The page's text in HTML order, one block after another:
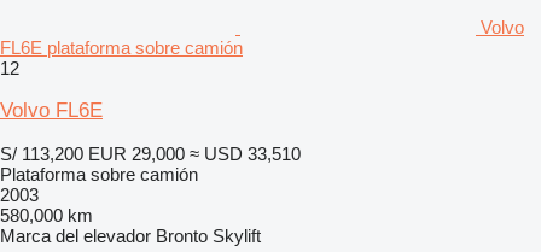
Volvo
FL6E plataforma sobre camión
12
Volvo FL6E
S/ 113,200 EUR 29,000 ≈ USD 33,510
Plataforma sobre camión
2003
580,000 km
Marca del elevador Bronto Skylift